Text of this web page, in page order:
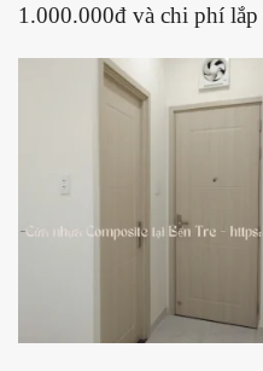
1.000.000đ và chi phí